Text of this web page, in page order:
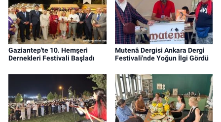
Gaziantep'te 10. Hemşeri
Dernekleri Festivali Başladı
Mutenâ Dergisi Ankara Dergi
Festivali'nde Yoğun İlgi Gördü